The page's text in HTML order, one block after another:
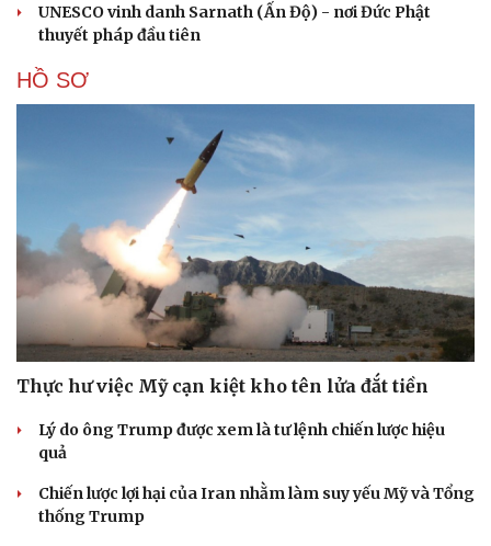
UNESCO vinh danh Sarnath (Ấn Độ) - nơi Đức Phật
thuyết pháp đầu tiên
HỒ SƠ
Thực hư việc Mỹ cạn kiệt kho tên lửa đắt tiền
Lý do ông Trump được xem là tư lệnh chiến lược hiệu
quả
Chiến lược lợi hại của Iran nhằm làm suy yếu Mỹ và Tổng
thống Trump